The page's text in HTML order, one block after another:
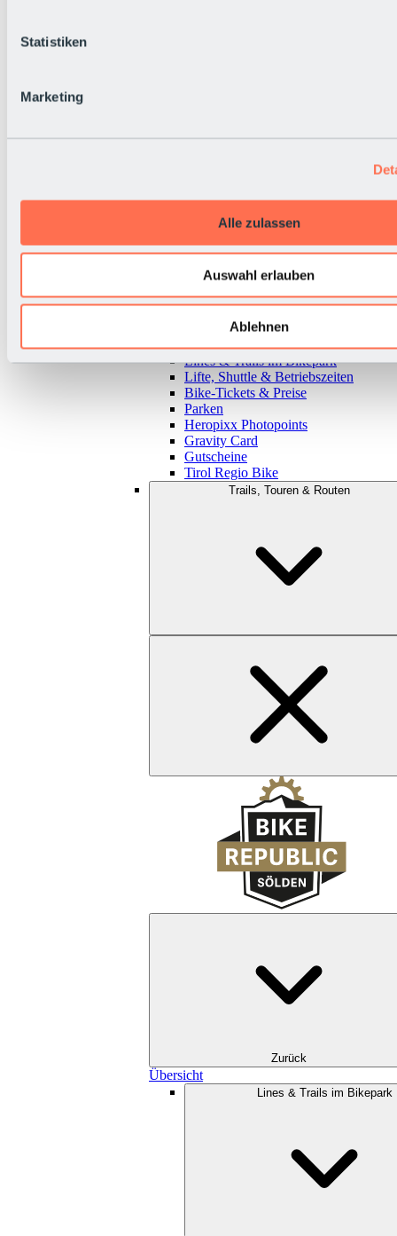
Statistiken
Marketing
Alle zulassen
Auswahl erlauben
Ablehnen
Zurück
Alles zu Bikepark & Tickets
Lines & Trails im Bikepark
Lifte, Shuttle & Betriebszeiten
Bike-Tickets & Preise
Parken
Heropixx Photopoints
Gravity Card
Gutscheine
Tirol Regio Bike
Trails, Touren & Routen
Zurück
Übersicht
Lines & Trails im Bikepark